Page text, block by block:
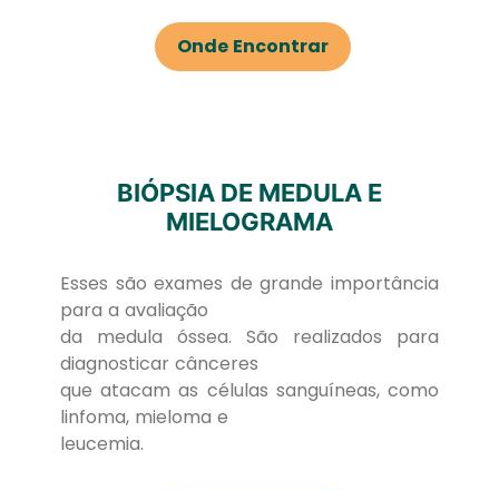
Onde Encontrar
BIÓPSIA DE MEDULA E
MIELOGRAMA
Esses são exames de grande importância
para a avaliação
da medula óssea. São realizados para
diagnosticar cânceres
que atacam as células sanguíneas, como
linfoma, mieloma e
leucemia.